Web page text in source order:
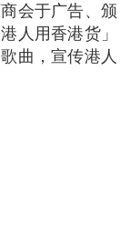
会于广告、颁
人用香港货」
曲，宣传港人